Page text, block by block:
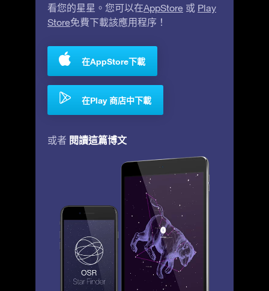
看您的星星。您可以在AppStore 或 Play
Store免費下載該應用程序！
在AppStore下載
在Play 商店中下載
或者 閱讀這篇博文